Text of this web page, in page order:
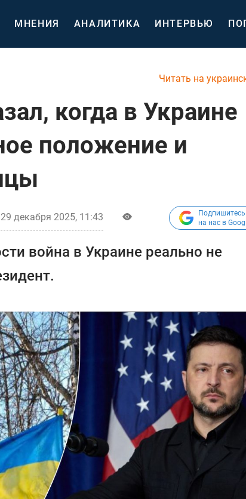
МНЕНИЯ АНАЛИТИКА ИНТЕРВЬЮ
Читать на
когда в Украине
положение и
29 декабря 2025, 11:43
Подпишитесь
на нас в
война в Украине реально не